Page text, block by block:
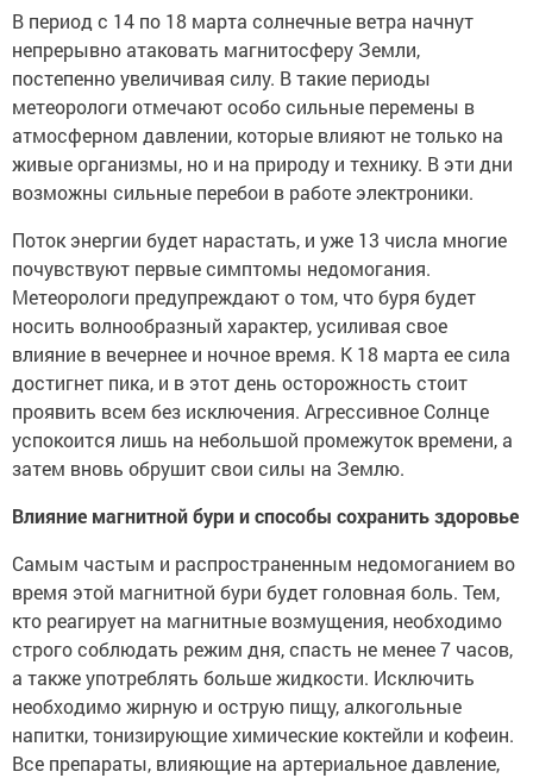
В период с 14 по 18 марта солнечные ветра начнут
непрерывно атаковать магнитосферу Земли,
постепенно увеличивая силу. В такие периоды
метеорологи отмечают особо сильные перемены в
атмосферном давлении, которые влияют не только на
живые организмы, но и на природу и технику. В эти дни
возможны сильные перебои в работе электроники.
Поток энергии будет нарастать, и уже 13 числа многие
почувствуют первые симптомы недомогания.
Метеорологи предупреждают о том, что буря будет
носить волнообразный характер, усиливая свое
влияние в вечернее и ночное время. К 18 марта ее сила
достигнет пика, и в этот день осторожность стоит
проявить всем без исключения. Агрессивное Солнце
успокоится лишь на небольшой промежуток времени, а
затем вновь обрушит свои силы на Землю.
Влияние магнитной бури и способы сохранить здоровье
Самым частым и распространенным недомоганием во
время этой магнитной бури будет головная боль. Тем,
кто реагирует на магнитные возмущения, необходимо
строго соблюдать режим дня, спасть не менее 7 часов,
а также употреблять больше жидкости. Исключить
необходимо жирную и острую пищу, алкогольные
напитки, тонизирующие химические коктейли и кофеин.
Все препараты, влияющие на артериальное давление,